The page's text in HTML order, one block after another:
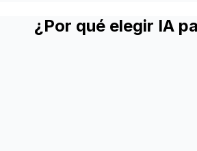
¿Por qué elegir IA